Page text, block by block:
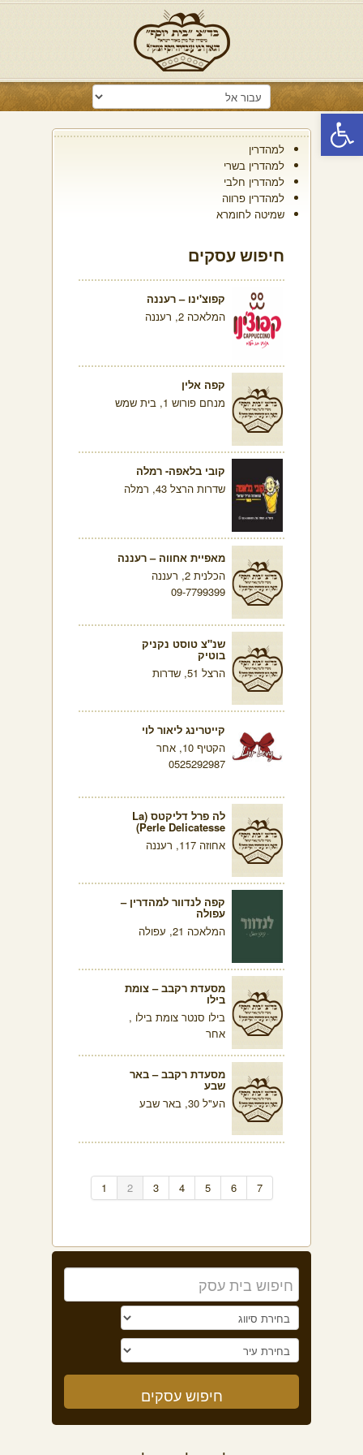
פתח סרגל נגישות
למהדרין
למהדרין בשרי
למהדרין חלבי
למהדרין פרווה
שמיטה לחומרא
חיפוש עסקים
קפוצ'ינו – רעננה
המלאכה 2, רעננה
קפה אלין
מנחם פורוש 1, בית שמש
קובי בלאפה- רמלה
שדרות הרצל 43, רמלה
מאפיית אחווה – רעננה
הכלנית 2, רעננה
09-7799399
שנ"צ טוסט נקניק
בוטיק
הרצל 51, שדרות
קייטרינג ליאור לוי
הקטיף 10, אחר
0525292987
לה פרל דליקטס (La
Perle Delicatesse)
אחוזה 117, רעננה
קפה לנדוור למהדרין –
עפולה
המלאכה 21, עפולה
מסעדת רקבב – צומת
בילו
בילו סנטר צומת בילו ,
אחר
מסעדת רקבב – באר
שבע
הע"ל 30, באר שבע
1 2 3 4 5 6 7